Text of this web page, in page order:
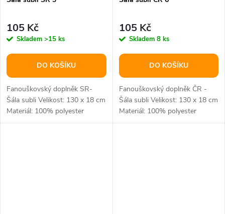
105 Kč
Skladem >15 ks
DO KOŠÍKU
Fanouškovský doplněk SR-
Šála subli Velikost: 130 x 18 cm
Materiál: 100% polyester
105 Kč
Skladem 8 ks
DO KOŠÍKU
Fanouškovský doplněk ČR -
Šála subli Velikost: 130 x 18 cm
Materiál: 100% polyester